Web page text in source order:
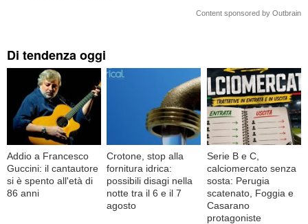
Content sponsored by Outbrain
Di tendenza oggi
Addio a Francesco
Guccini: il cantautore
si è spento all'età di
86 anni
Crotone, stop alla
fornitura idrica:
possibili disagi nella
notte tra il 6 e il 7
agosto
Serie B e C,
calciomercato senza
sosta: Perugia
scatenato, Foggia e
Casarano
protagoniste